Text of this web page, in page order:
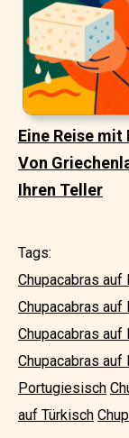
Eine Reise mit
Von
Ihren Teller
Tags:
Chupacabras auf
Chupacabras auf
Chupacabras
Chupacabras auf
Portugiesisch
auf Türkisch